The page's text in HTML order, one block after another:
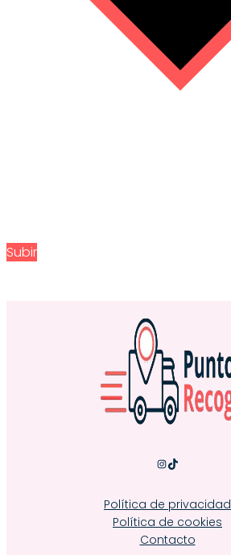
Subir
Instagram
TikTok
Política de privacidad
Política de cookies
Contacto